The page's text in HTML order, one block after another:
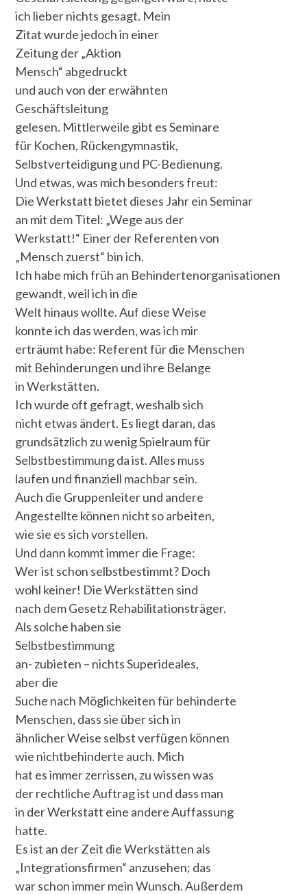
ich lieber nichts gesagt. Mein
Zitat wurde jedoch in einer
Zeitung der „Aktion
Mensch“ abgedruckt
und auch von der erwähnten
Geschäftsleitung
gelesen. Mittlerweile gibt es Seminare
für Kochen, Rückengymnastik,
Selbstverteidigung und PC-Bedienung.
Und etwas, was mich besonders freut:
Die Werkstatt bietet dieses Jahr ein Seminar
an mit dem Titel: „Wege aus der
Werkstatt!“ Einer der Referenten von
„Mensch zuerst“ bin ich.
Ich habe mich früh an Behindertenorganisationen
gewandt, weil ich in die
Welt hinaus wollte. Auf diese Weise
konnte ich das werden, was ich mir
erträumt habe: Referent für die Menschen
mit Behinderungen und ihre Belange
in Werkstätten.
Ich wurde oft gefragt, weshalb sich
nicht etwas ändert. Es liegt daran, das
grundsätzlich zu wenig Spielraum für
Selbstbestimmung da ist. Alles muss
laufen und finanziell machbar sein.
Auch die Gruppenleiter und andere
Angestellte können nicht so arbeiten,
wie sie es sich vorstellen.
Und dann kommt immer die Frage:
Wer ist schon selbstbestimmt? Doch
wohl keiner! Die Werkstätten sind
nach dem Gesetz Rehabilitationsträger.
Als solche haben sie
Selbstbestimmung
an- zubieten – nichts Superideales,
aber die
Suche nach Möglichkeiten für behinderte
Menschen, dass sie über sich in
ähnlicher Weise selbst verfügen können
wie nichtbehinderte auch. Mich
hat es immer zerrissen, zu wissen was
der rechtliche Auftrag ist und dass man
in der Werkstatt eine andere Auffassung
hatte.
Es ist an der Zeit die Werkstätten als
„Integrationsfirmen“ anzusehen; das
war schon immer mein Wunsch. Außerdem